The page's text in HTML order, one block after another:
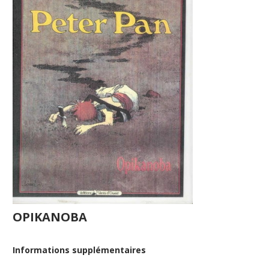
OPIKANOBA
Informations supplémentaires